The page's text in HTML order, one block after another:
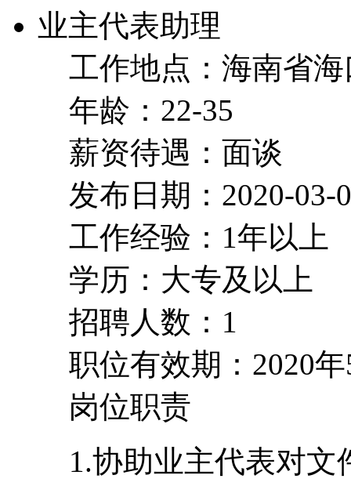
业主代表助理
工作地点：海南省
年龄：22-35
薪资待遇：面谈
发布日期：2020-03-
工作经验：1年以上
学历：大专及以上
招聘人数：1
职位有效期：2020
岗位职责
1.协助业主代表对